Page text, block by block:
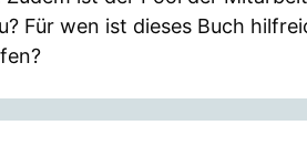
Für wen ist dieses Buch